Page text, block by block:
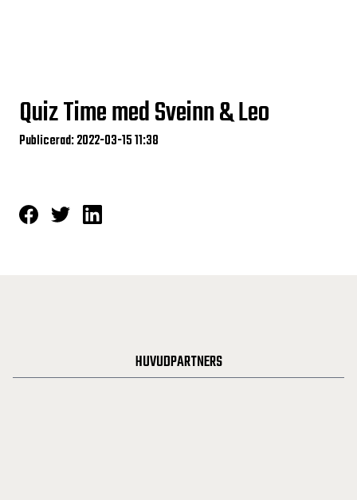
Quiz Time med Sveinn & Leo
Publicerad: 2022-03-15 11:38
HUVUDPARTNERS